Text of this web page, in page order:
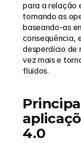
para a relação
tornando as
baseando-as
consequência,
desperdício de
vez mais e
fluídos.
4.0